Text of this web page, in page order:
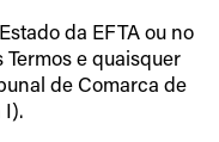
da EFTA ou no
e quaisquer
de Comarca de
I).